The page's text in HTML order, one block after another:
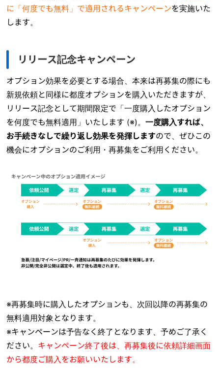
に「何度でも無料」で適用されるキャンペーンを実施いた
します。
リリース記念キャンペーン
オプション効果を必要とする場合、本来は再募集の際にも
新規依頼と同様に都度オプションを購入いただきますが、
リリース記念として期間限定で「一度購入したオプション
を何度でも無料適用」いたします (※)。一度購入すれば、
お手続きなしで繰り返し効果を発揮しますので、ぜひこの
機会にオプションのご利用・再募集をご利用ください。
※再募集時に購入したオプションも、次回以降の再募集の
無料適用対象となります。
※キャンペーンは予告なく終了となります、予めご了承く
ださい。 キャンペーン終了後は、再募集後に依頼詳細画面
から都度ご購入をお願いいたします。